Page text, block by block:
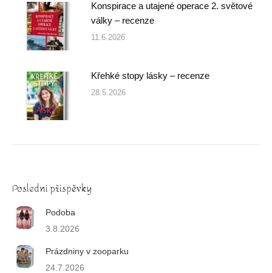
Konspirace a utajené operace 2. světové
války – recenze
11.6.2026
Křehké stopy lásky – recenze
28.5.2026
Poslední příspěvky
Podoba
3.8.2026
Prázdniny v zooparku
24.7.2026